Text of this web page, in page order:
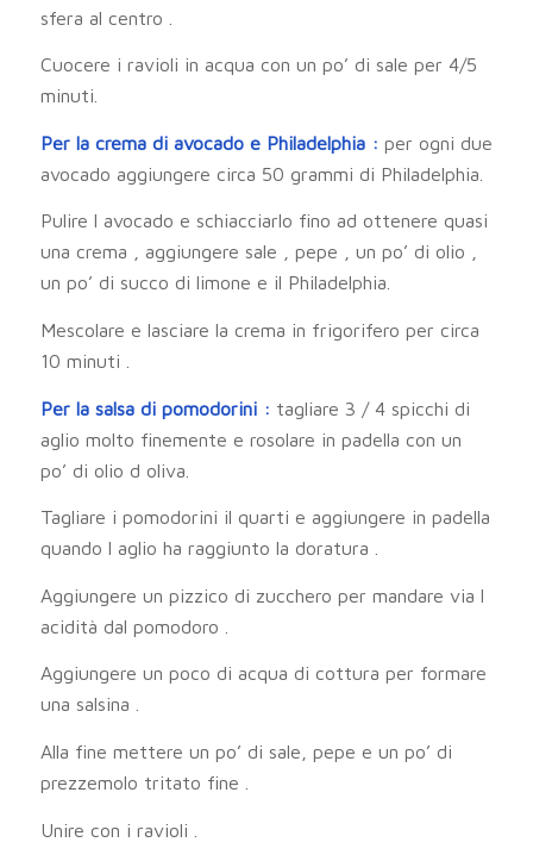
sfera al centro .
Cuocere i ravioli in acqua con un po’ di sale per 4/5
minuti.
Per la crema di avocado e Philadelphia : per ogni due
avocado aggiungere circa 50 grammi di Philadelphia.
Pulire l avocado e schiacciarlo fino ad ottenere quasi
una crema , aggiungere sale , pepe , un po’ di olio ,
un po’ di succo di limone e il Philadelphia.
Mescolare e lasciare la crema in frigorifero per circa
10 minuti .
Per la salsa di pomodorini : tagliare 3 / 4 spicchi di
aglio molto finemente e rosolare in padella con un
po’ di olio d oliva.
Tagliare i pomodorini il quarti e aggiungere in padella
quando l aglio ha raggiunto la doratura .
Aggiungere un pizzico di zucchero per mandare via l
acidità dal pomodoro .
Aggiungere un poco di acqua di cottura per formare
una salsina .
Alla fine mettere un po’ di sale, pepe e un po’ di
prezzemolo tritato fine .
Unire con i ravioli .